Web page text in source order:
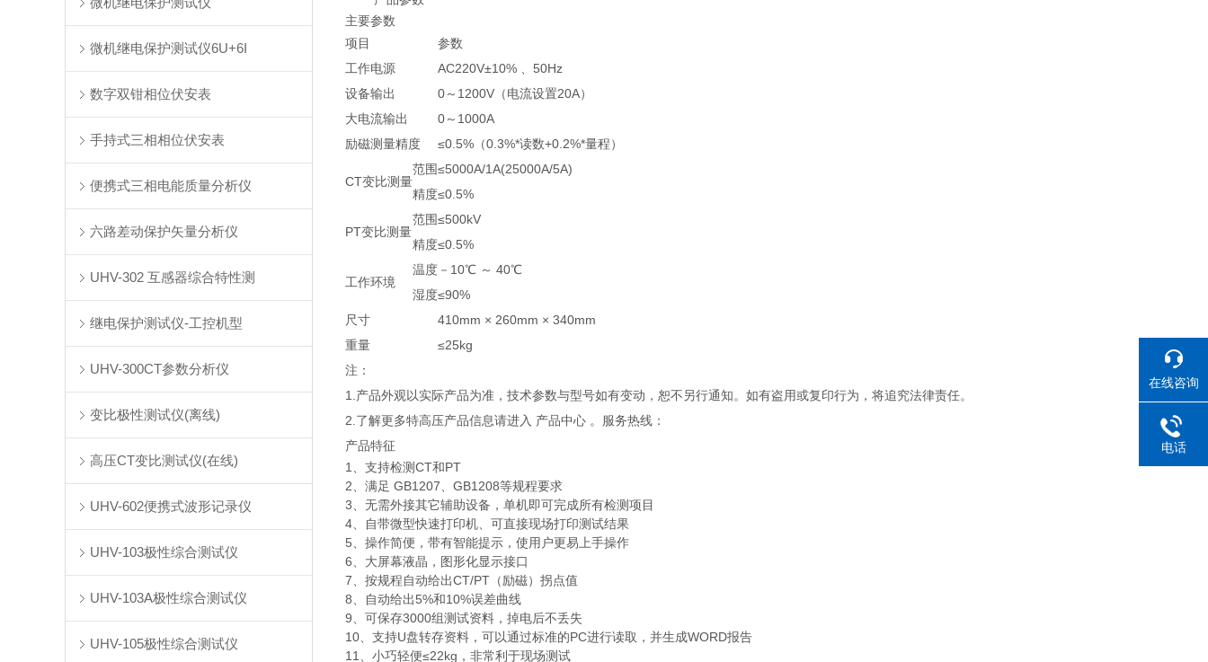
微机继电保护测试仪6U+6I
数字双钳相位伏安表
手持式三相相位伏安表
便携式三相电能质量分析仪
六路差动保护矢量分析仪
UHV-302 互感器综合特性测
继电保护测试仪-工控机型
UHV-300CT参数分析仪
变比极性测试仪(离线)
高压CT变比测试仪(在线)
UHV-602便携式波形记录仪
UHV-103极性综合测试仪
UHV-103A极性综合测试仪
UHV-105极性综合测试仪
主要参数
项目
参数
工作电源
AC220V±10% 、50Hz
设备输出
0～1200V（电流设置20A）
大电流输出
0～1000A
励磁测量精度
≤0.5%（0.3%*读数+0.2%*量程）
CT变比测量
范围≤5000A/1A(25000A/5A)
精度≤0.5%
PT变比测量
范围≤500kV
精度≤0.5%
工作环境
温度 －10℃ ～ 40℃
湿度≤90%
尺寸
410mm × 260mm × 340mm
重量
≤25kg
注：
1.产品外观以实际产品为准，技术参数与型号如有变动，恕不另行通知。如有盗用或复印行为，将追究法律责任。
2.了解更多特高压产品信息请进入 产品中心 。服务热线：
产品特征
1、支持检测CT和PT
2、满足 GB1207、GB1208等规程要求
3、无需外接其它辅助设备，单机即可完成所有检测项目
4、自带微型快速打印机、可直接现场打印测试结果
5、操作简便，带有智能提示，使用户更易上手操作
6、大屏幕液晶，图形化显示接口
7、按规程自动给出CT/PT（励磁）拐点值
8、自动给出5%和10%误差曲线
9、可保存3000组测试资料，掉电后不丢失
10、支持U盘转存资料，可以通过标准的PC进行读取，并生成WORD报告
11、小巧轻便≤22kg，非常利于现场测试
在线咨询
电话